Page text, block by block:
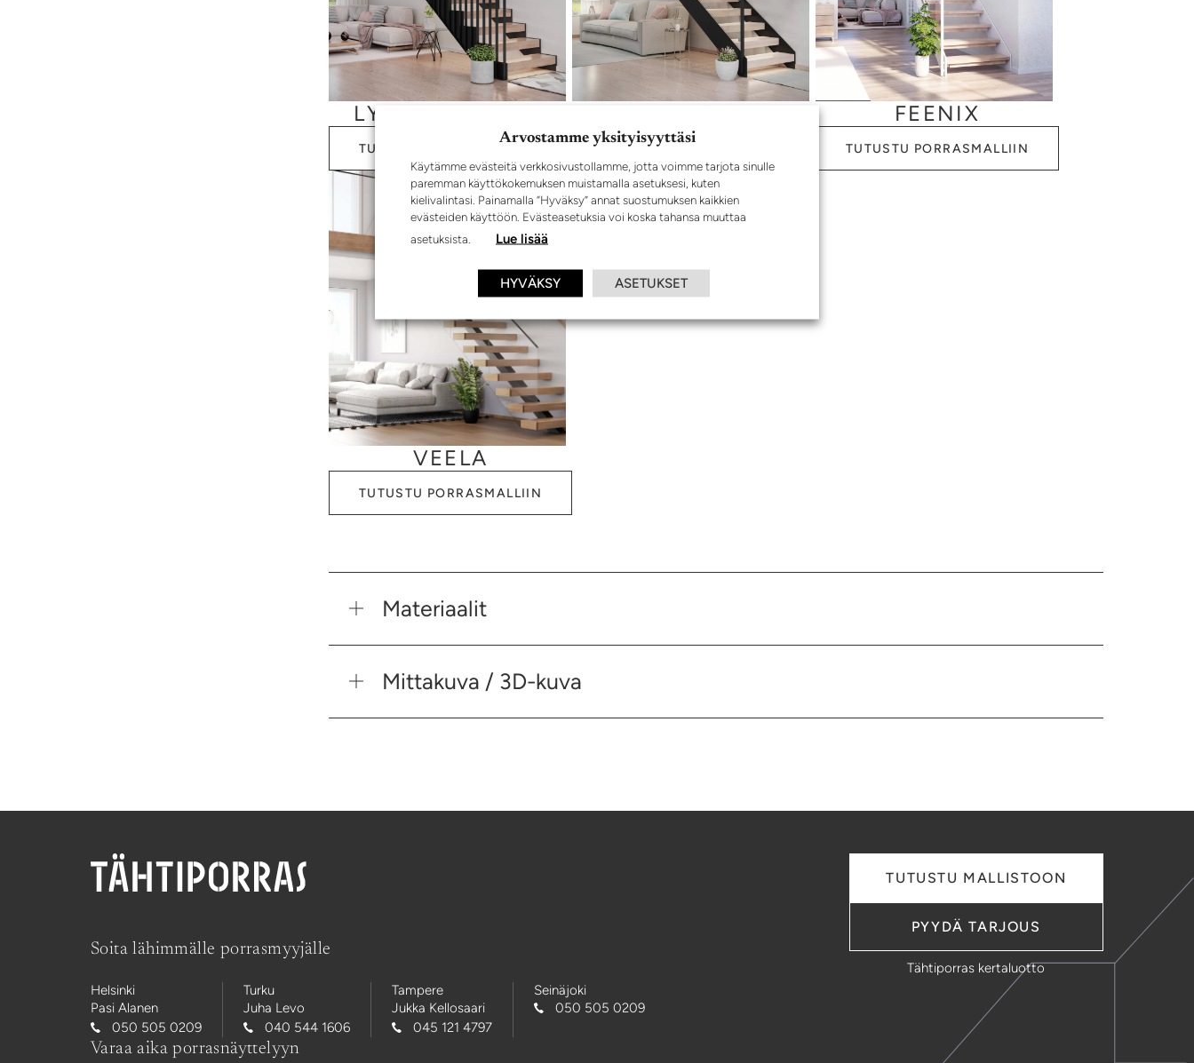
LYYRA PREMIUM
TUTUSTU PORRASMALLIIN TUTUSTU PORRASMALLIIN
FEENIX
TUTUSTU PORRASMALLIIN
VEELA
TUTUSTU PORRASMALLIIN
Materiaalit
Mittakuva / 3D-kuva
Soita lähimmälle porrasmyyjälle
Helsinki
Pasi Alanen
050 505 0209
Turku
Juha Levo
040 544 1606
Tampere
Jukka Kellosaari
045 121 4797
Seinäjoki
050 505 0209
TUTUSTU MALLISTOON
PYYDÄ TARJOUS
Tähtiporras kertaluotto
Varaa aika porrasnäyttelyyn
Arvostamme yksityisyyttäsi
Käytämme evästeitä verkkosivustollamme, jotta voimme tarjota sinulle
paremman käyttökokemuksen muistamalla asetuksesi, kuten
kielivalintasi. Painamalla “Hyväksy” annat suostumuksen kaikkien
evästeiden käyttöön. Evästeasetuksia voi koska tahansa muuttaa
asetuksista.
Lue lisää
HYVÄKSY ASETUKSET